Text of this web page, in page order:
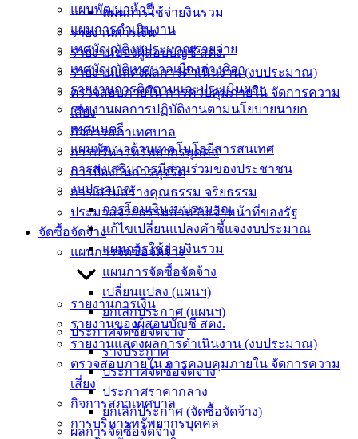
แผนการใช้จ่ายงินรวม
รายงานการเงิน
รายงานของผู้สอบบัญชี สตง.
รายงานแสดงผลการดำเนินงาน (งบประมาณ)
ตรวจสอบภายใน การควบคุมภายใน จัดการความ
เสี่ยง
กิจการสภาเทศบาล
การบริหารทรัพยากรบุคคล
การป้องกันการทุจริต
การเสริมสร้างคุณธรรม จริยธรรม
ประมวลจริยธรรมสำหรับเจ้าหน้าที่ของรัฐ
จัดซื้อจัดจ้าง
แผนการจัดซื้อจัดจ้าง
แผนการจัดซื้อจัดจ้าง
เปลี่ยนแปลง (แผนฯ)
ยกเลิกประกาศ (แผนฯ)
ประกาศจัดซื้อจัดจ้าง
ร่างประกาศ
ประกาศจัดซื้อจัดจ้าง
ประกาศราคากลาง
ยกเลิกประกาศ (จัดซื้อจัดจ้าง)
ผลการจัดซื้อจัดจ้าง
แผนพัฒนาห้าปี
แผนการดำเนินงาน
เทศบัญญัติงบประมาณรายจ่าย
เทศบัญญัติเทศบาลเมืองอ่างศิลา
รายงานการติดตามและประเมินผลฯ
รายงานผลการปฏิบัติงานตามนโยบายนายก
เทศมนตรี
แผนพัฒนาด้านเทคโนโลยีสารสนเทศ
การส่งเสริมการมีส่วนร่วมของประชาชน
งบประมาณ
การโอนเงินงบประมาณ
แก้ไขเปลี่ยนแปลงคำชี้แจงงบประมาณ
แผนการใช้จ่ายงินรวม
รายงานการเงิน
รายงานของผู้สอบบัญชี สตง.
รายงานแสดงผลการดำเนินงาน (งบประมาณ)
ตรวจสอบภายใน การควบคุมภายใน จัดการความ
เสี่ยง
กิจการสภาเทศบาล
การบริหารทรัพยากรบุคคล
ข้อมูล
ข่าวสาร
อิเล็กทรอนิกส์
องค์
ความรู้
(Knowledge
Management)
เทศบาล
สายตรง
นายก
ผู้บริหาร
และ
หัวหน้า
ราชการ
เทศบาล